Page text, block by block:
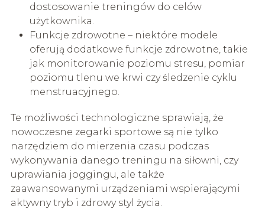
dostosowanie treningów do celów
użytkownika.
Funkcje zdrowotne – niektóre modele
oferują dodatkowe funkcje zdrowotne, takie
jak monitorowanie poziomu stresu, pomiar
poziomu tlenu we krwi czy śledzenie cyklu
menstruacyjnego.
Te możliwości technologiczne sprawiają, że
nowoczesne zegarki sportowe są nie tylko
narzędziem do mierzenia czasu podczas
wykonywania danego treningu na siłowni, czy
uprawiania joggingu, ale także
zaawansowanymi urządzeniami wspierającymi
aktywny tryb i zdrowy styl życia.